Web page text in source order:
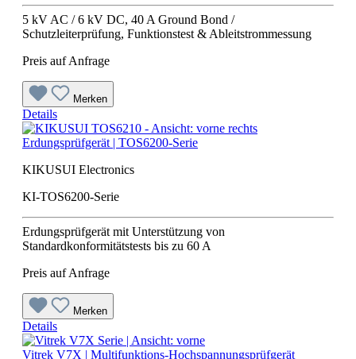
5 kV AC / 6 kV DC, 40 A Ground Bond /
Schutzleiterprüfung, Funktionstest & Ableitstrommessung
Preis auf Anfrage
Merken
Details
Erdungsprüfgerät | TOS6200-Serie
KIKUSUI Electronics
KI-TOS6200-Serie
Erdungsprüfgerät mit Unterstützung von
Standardkonformitätstests bis zu 60 A
Preis auf Anfrage
Merken
Details
Vitrek V7X | Multifunktions-Hochspannungsprüfgerät